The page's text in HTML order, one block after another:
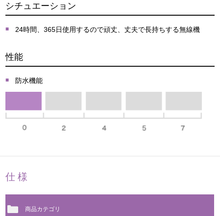
シチュエーション
24時間、365日使用するので頑丈、丈夫で長持ちする無線機
性能
防水機能
仕様
商品カテゴリ